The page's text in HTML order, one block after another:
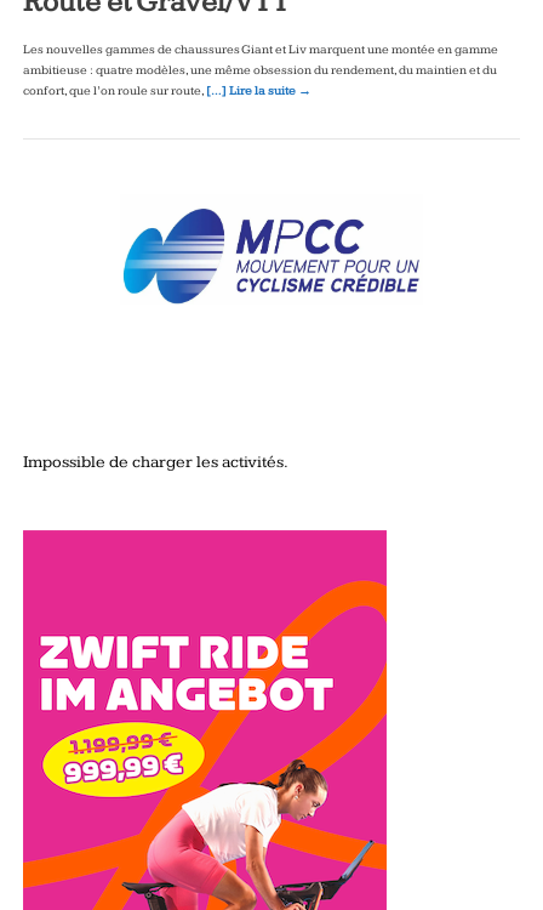
Les nouvelles gammes de chaussures Giant et Liv marquent une montée en gamme
ambitieuse : quatre modèles, une même obsession du rendement, du maintien et du
confort, que l’on roule sur route, […] Lire la suite →
Impossible de charger les activités.